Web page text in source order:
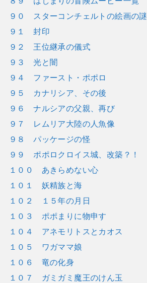
９０ スターコンチェルトの絵画の謎
９１ 封印
９２ 王位継承の儀式
９３ 光と闇
９４ ファースト・ポポロ
９５ カナリシア、その後
９６ ナルシアの父親、再び
９７ レムリア大陸の人魚像
９８ パッケージの怪
９９ ポポロクロイス城、改築？！
１００ あきらめない心
１０１ 妖精族と海
１０２ １５年の月日
１０３ ポポまりに物申す
１０４ アネモリトスとカオス
１０５ ワガママ娘
１０６ 竜の化身
１０７ ガミガミ魔王のけん玉